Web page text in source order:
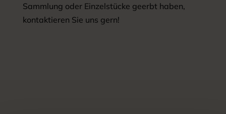
Sammlung oder Einzelstücke geerbt haben,
kontaktieren Sie uns gern!